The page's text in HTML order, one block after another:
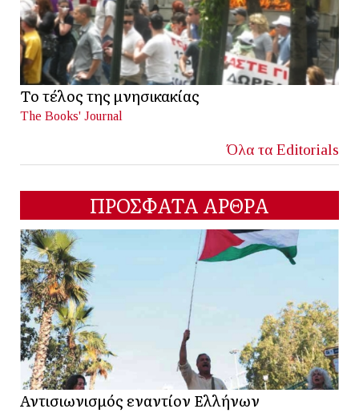
Το τέλος της μνησικακίας
The Books' Journal
Όλα τα Editorials
ΠΡΟΣΦΑΤΑ ΑΡΘΡΑ
Αντισιωνισμός εναντίον Ελλήνων